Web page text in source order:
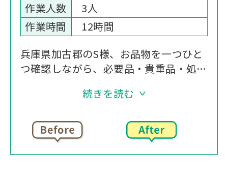
作業人数
3人
作業時間
12時間
兵庫県加古郡のS様、お品物を一つひと
つ確認しながら、必要品・貴重品・処分
積みとなっているお荷物の中から、車の
類の捜索を行います。
回収品目
続きを読む